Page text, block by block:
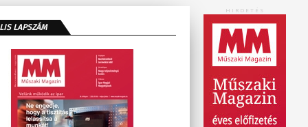
HIRDETÉS
LAPSZÁM